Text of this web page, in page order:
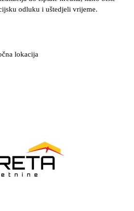
odluku i uštedjeli vrijeme.
lokacija